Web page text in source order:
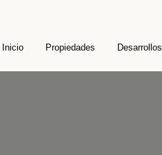
Inicio Propiedades Desarrollos